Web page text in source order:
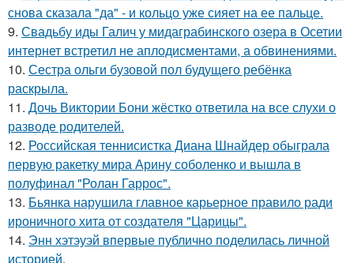
снова сказала "да" - и кольцо уже сияет на ее пальце.
9. Свадьбу иды Галич у мидаграбинского озера в Осетии
интернет встретил не аплодисментами, а обвинениями.
10. Сестра ольги бузовой пол будущего ребёнка
раскрыла.
11. Дочь Виктории Бони жёстко ответила на все слухи о
разводе родителей.
12. Российская теннисистка Диана Шнайдер обыграла
первую ракетку мира Арину соболенко и вышла в
полуфинал "Ролан Гаррос".
13. Бьянка нарушила главное карьерное правило ради
ироничного хита от создателя "Царицы".
14. Энн хэтэуэй впервые публично поделилась личной
историей.